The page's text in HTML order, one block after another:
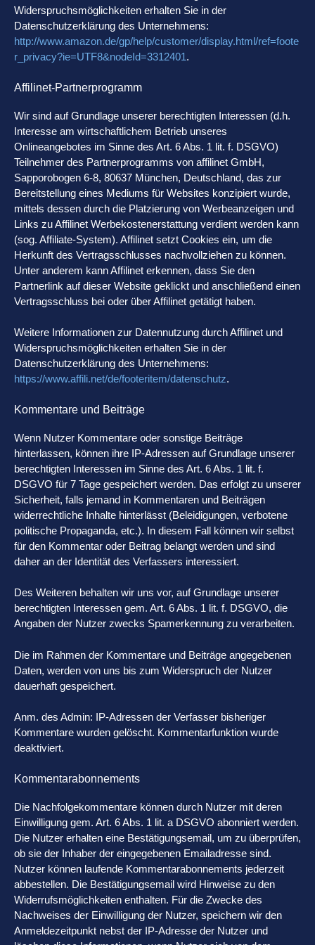
Widerspruchsmöglichkeiten erhalten Sie in der
Datenschutzerklärung des Unternehmens:
http://www.amazon.de/gp/help/customer/display.html/ref=foote
r_privacy?ie=UTF8&nodeId=3312401.
Affilinet-Partnerprogramm
Wir sind auf Grundlage unserer berechtigten Interessen (d.h.
Interesse am wirtschaftlichem Betrieb unseres
Onlineangebotes im Sinne des Art. 6 Abs. 1 lit. f. DSGVO)
Teilnehmer des Partnerprogramms von affilinet GmbH,
Sapporobogen 6-8, 80637 München, Deutschland, das zur
Bereitstellung eines Mediums für Websites konzipiert wurde,
mittels dessen durch die Platzierung von Werbeanzeigen und
Links zu Affilinet Werbekostenerstattung verdient werden kann
(sog. Affiliate-System). Affilinet setzt Cookies ein, um die
Herkunft des Vertragsschlusses nachvollziehen zu können.
Unter anderem kann Affilinet erkennen, dass Sie den
Partnerlink auf dieser Website geklickt und anschließend einen
Vertragsschluss bei oder über Affilinet getätigt haben.
Weitere Informationen zur Datennutzung durch Affilinet und
Widerspruchsmöglichkeiten erhalten Sie in der
Datenschutzerklärung des Unternehmens:
https://www.affili.net/de/footeritem/datenschutz.
Kommentare und Beiträge
Wenn Nutzer Kommentare oder sonstige Beiträge
hinterlassen, können ihre IP-Adressen auf Grundlage unserer
berechtigten Interessen im Sinne des Art. 6 Abs. 1 lit. f.
DSGVO für 7 Tage gespeichert werden. Das erfolgt zu unserer
Sicherheit, falls jemand in Kommentaren und Beiträgen
widerrechtliche Inhalte hinterlässt (Beleidigungen, verbotene
politische Propaganda, etc.). In diesem Fall können wir selbst
für den Kommentar oder Beitrag belangt werden und sind
daher an der Identität des Verfassers interessiert.
Des Weiteren behalten wir uns vor, auf Grundlage unserer
berechtigten Interessen gem. Art. 6 Abs. 1 lit. f. DSGVO, die
Angaben der Nutzer zwecks Spamerkennung zu verarbeiten.
Die im Rahmen der Kommentare und Beiträge angegebenen
Daten, werden von uns bis zum Widerspruch der Nutzer
dauerhaft gespeichert.
Anm. des Admin: IP-Adressen der Verfasser bisheriger
Kommentare wurden gelöscht. Kommentarfunktion wurde
deaktiviert.
Kommentarabonnements
Die Nachfolgekommentare können durch Nutzer mit deren
Einwilligung gem. Art. 6 Abs. 1 lit. a DSGVO abonniert werden.
Die Nutzer erhalten eine Bestätigungsemail, um zu überprüfen,
ob sie der Inhaber der eingegebenen Emailadresse sind.
Nutzer können laufende Kommentarabonnements jederzeit
abbestellen. Die Bestätigungsemail wird Hinweise zu den
Widerrufsmöglichkeiten enthalten. Für die Zwecke des
Nachweises der Einwilligung der Nutzer, speichern wir den
Anmeldezeitpunkt nebst der IP-Adresse der Nutzer und